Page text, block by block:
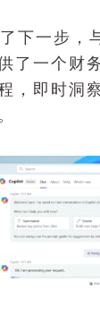
下一步，
了一个财
，即时洞